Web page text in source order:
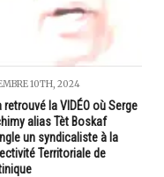
10TH, 2024
retrouvé la VIDÉO où Serge
alias Tèt Boskaf
un syndicaliste à la
Territoriale de